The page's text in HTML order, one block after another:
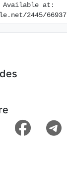
Available at:
2445/66937